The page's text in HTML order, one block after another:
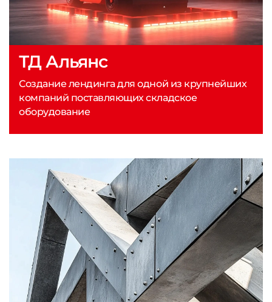
ТД Альянс
Создание лендинга для одной из крупнейших
компаний поставляющих складское
оборудование